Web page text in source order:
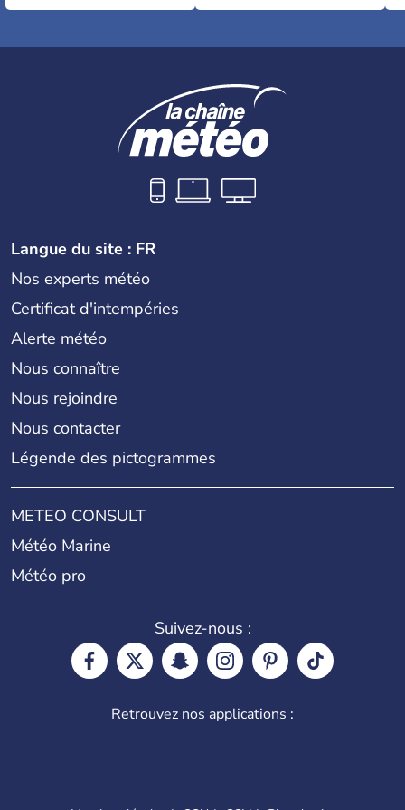
Langue du site : FR
Nos experts météo
Certificat d'intempéries
Alerte météo
Nous connaître
Nous rejoindre
Nous contacter
Légende des pictogrammes
METEO CONSULT
Météo Marine
Météo pro
Suivez-nous :
Retrouvez nos applications :